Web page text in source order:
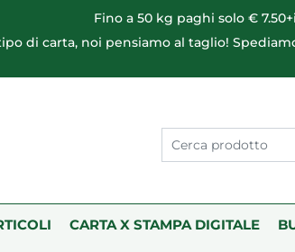
Fino a 50 kg paghi solo €
di carta, noi pensiamo al taglio!
CARTA X STAMPA DIGITALE